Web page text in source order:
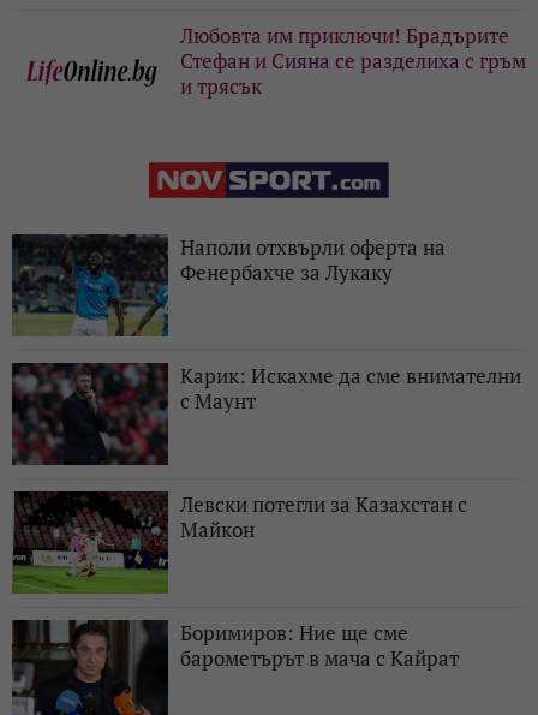
Любовта им приключи! Брадърите
Стефан и Сияна се разделиха с гръм
и трясък
Наполи отхвърли оферта на
Фенербахче за Лукаку
Карик: Искахме да сме внимателни
с Маунт
Левски потегли за Казахстан с
Майкон
Боримиров: Ние ще сме
барометърът в мача с Кайрат